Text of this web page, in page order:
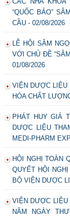
“QUỐC BẢO”
CẦU - 02/08/2026
LỄ HỘI SÂM
VỚI CHỦ ĐỀ
01/08/2026
VIỆN DƯỢC LIỆU
HÓA CHẤT
PHÁT HUY GIÁ
DƯỢC LIỆU
MEDI-PHARM
HỘI NGHỊ TOÀN
QUYẾT HỘI
BỘ VIỆN DƯỢC
VIỆN DƯỢC LIỆU
NĂM NGÀY